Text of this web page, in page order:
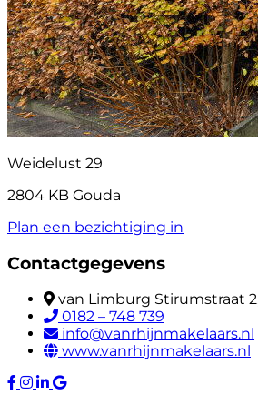
Weidelust 29
2804 KB Gouda
Plan een bezichtiging in
Contactgegevens
van Limburg Stirumstraat
0182 – 748 739
info@vanrhijnmakelaars.nl
www.vanrhijnmakelaars.nl